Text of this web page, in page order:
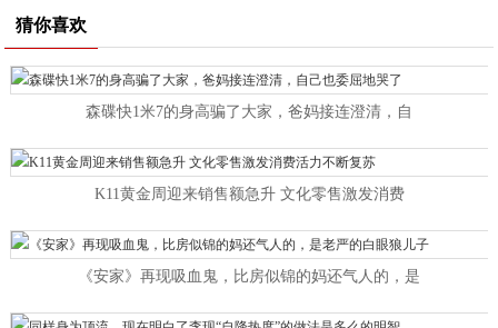
猜你喜欢
森碟快1米7的身高骗了大家，爸妈接连澄清，自
K11黄金周迎来销售额急升 文化零售激发消费
《安家》再现吸血鬼，比房似锦的妈还气人的，是